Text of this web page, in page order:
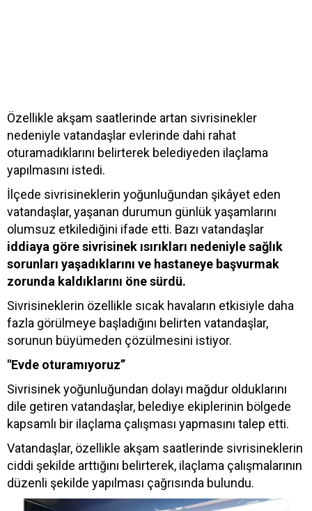
Özellikle akşam saatlerinde artan sivrisinekler
nedeniyle vatandaşlar evlerinde dahi rahat
oturamadıklarını belirterek belediyeden ilaçlama
yapılmasını istedi.
İlçede sivrisineklerin yoğunluğundan şikâyet eden
vatandaşlar, yaşanan durumun günlük yaşamlarını
olumsuz etkilediğini ifade etti. Bazı vatandaşlar
iddiaya göre sivrisinek ısırıkları nedeniyle sağlık
sorunları yaşadıklarını ve hastaneye başvurmak
zorunda kaldıklarını öne sürdü.
Sivrisineklerin özellikle sıcak havaların etkisiyle daha
fazla görülmeye başladığını belirten vatandaşlar,
sorunun büyümeden çözülmesini istiyor.
"Evde oturamıyoruz”
Sivrisinek yoğunluğundan dolayı mağdur olduklarını
dile getiren vatandaşlar, belediye ekiplerinin bölgede
kapsamlı bir ilaçlama çalışması yapmasını talep etti.
Vatandaşlar, özellikle akşam saatlerinde sivrisineklerin
ciddi şekilde arttığını belirterek, ilaçlama çalışmalarının
düzenli şekilde yapılması çağrısında bulundu.